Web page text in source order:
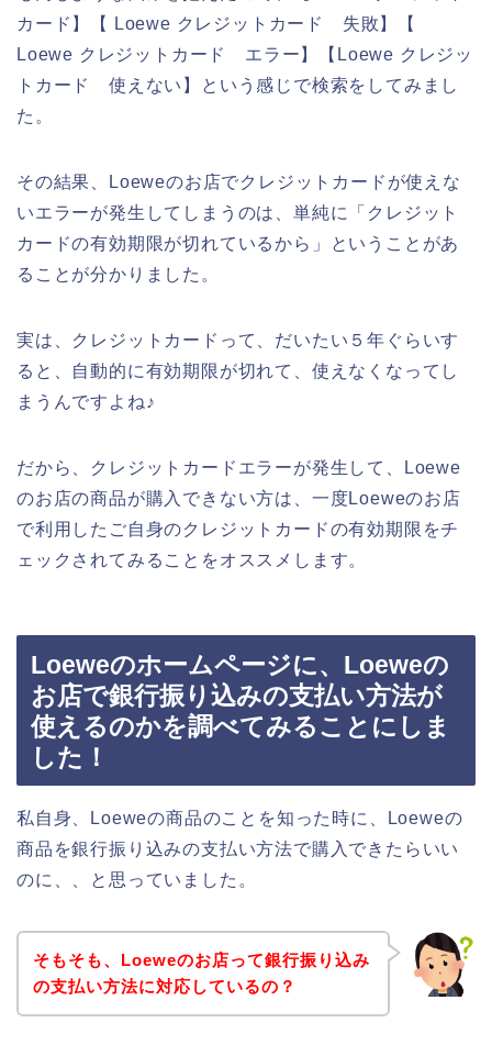
カード】【 Loewe クレジットカード 失敗】【
Loewe クレジットカード エラー】【Loewe クレジッ
トカード 使えない】という感じで検索をしてみまし
た。
その結果、Loeweのお店でクレジットカードが使えな
いエラーが発生してしまうのは、単純に「クレジット
カードの有効期限が切れているから」ということがあ
ることが分かりました。
実は、クレジットカードって、だいたい５年ぐらいす
ると、自動的に有効期限が切れて、使えなくなってし
まうんですよね♪
だから、クレジットカードエラーが発生して、Loewe
のお店の商品が購入できない方は、一度Loeweのお店
で利用したご自身のクレジットカードの有効期限をチ
ェックされてみることをオススメします。
Loeweのホームページに、Loeweの
お店で銀行振り込みの支払い方法が
使えるのかを調べてみることにしま
した！
私自身、Loeweの商品のことを知った時に、Loeweの
商品を銀行振り込みの支払い方法で購入できたらいい
のに、、と思っていました。
そもそも、Loeweのお店って銀行振り込み
の支払い方法に対応しているの？